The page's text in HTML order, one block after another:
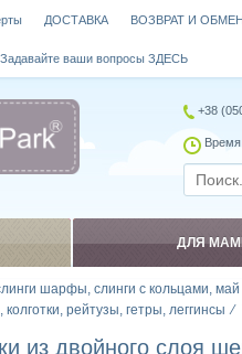
шарфы, слинги с кольцами,
рейтузы, гетры, леггинсы
из двойного слоя
ДОСТАВКА ВОЗВРАТ И
Задавайте ваши вопросы ЗДЕСЬ
+38
ДЛЯ